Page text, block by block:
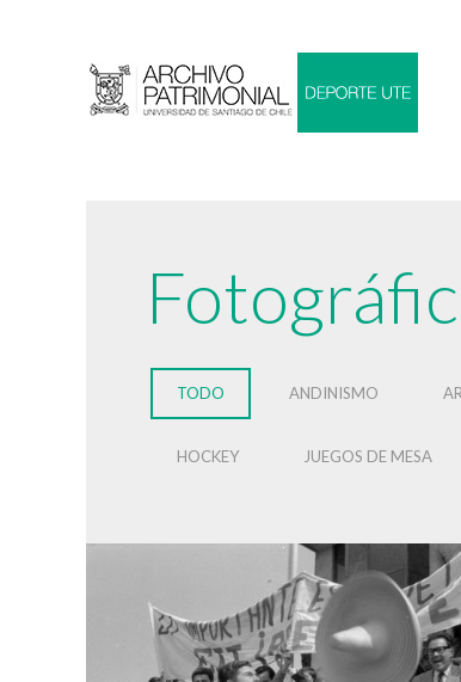
TODO ANDINISMO
HOCKEY JUEGOS DE MESA